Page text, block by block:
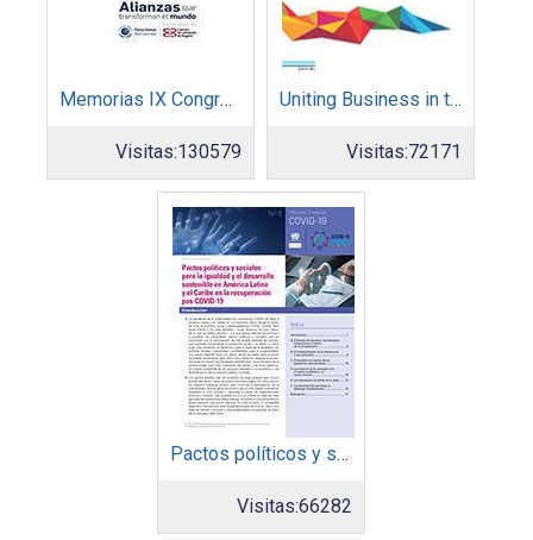
Memorias IX Congreso Pacto Global 2019
Visitas:130579
Uniting Business in the Decade of Action
Visitas:72171
Pactos políticos y sociales para la igualdad y el desarrollo sostenible en América Latina y el Caribe en la recuperación pos COVID-19
Visitas:66282